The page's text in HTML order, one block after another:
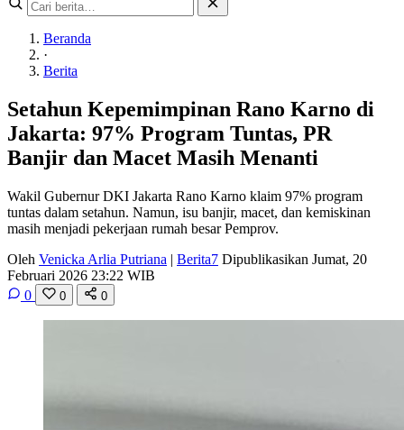
Beranda
·
Berita
Setahun Kepemimpinan Rano Karno di
Jakarta: 97% Program Tuntas, PR
Banjir dan Macet Masih Menanti
Wakil Gubernur DKI Jakarta Rano Karno klaim 97% program
tuntas dalam setahun. Namun, isu banjir, macet, dan kemiskinan
masih menjadi pekerjaan rumah besar Pemprov.
Oleh Venicka Arlia Putriana | Berita7 Dipublikasikan Jumat, 20
Februari 2026 23:22 WIB
0
0 0